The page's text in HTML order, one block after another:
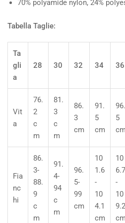
70% polyamide nylon, 24%
Tabella Taglie:
Ta
gli
a
28 30 32 34 36
Vit
a
76.
2
c
m
81.
3
c
m
86.
3
cm
91.
5
cm
96.
5
cm
Fia
nc
hi
86.
3-
88.
9
c
m
91.
4-
94
c
m
96.
5-
99
cm
10
1.6
-
10
4.1
cm
10
6.7
-
10
9.2
cm